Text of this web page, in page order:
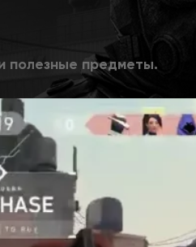
полезные предметы.